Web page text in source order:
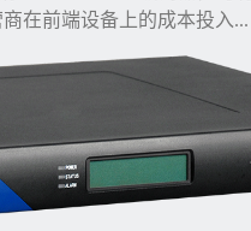
在前端设备上的成本投入...